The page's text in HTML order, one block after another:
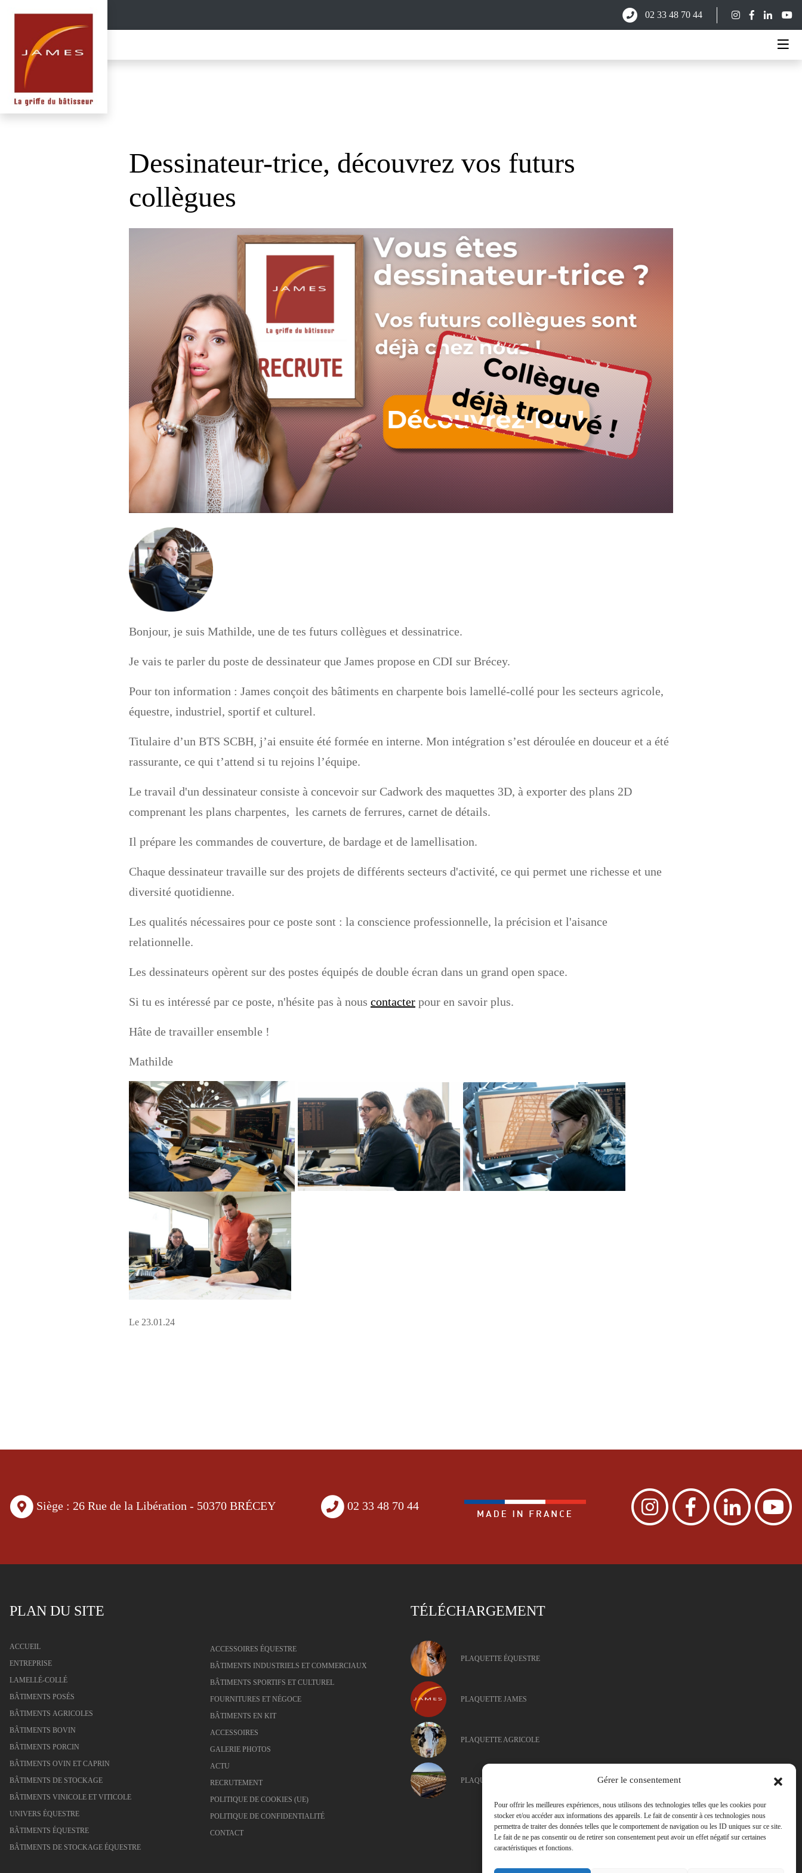
Gérer le consentement
Pour offrir les meilleures expériences, nous utilisons des technologies telles que les cookies pour
stocker et/ou accéder aux informations des appareils. Le fait de consentir à ces technologies nous
permettra de traiter des données telles que le comportement de navigation ou les ID uniques sur ce site.
Le fait de ne pas consentir ou de retirer son consentement peut avoir un effet négatif sur certaines
caractéristiques et fonctions.
02 33 48 70 44
Dessinateur-trice, découvrez vos futurs
collègues
Bonjour, je suis Mathilde, une de tes futurs collègues et dessinatrice.
Je vais te parler du poste de dessinateur que James propose en CDI sur Brécey.
Pour ton information : James conçoit des bâtiments en charpente bois lamellé-collé pour les secteurs agricole,
équestre, industriel, sportif et culturel.
Titulaire d’un BTS SCBH, j’ai ensuite été formée en interne. Mon intégration s’est déroulée en douceur et a été
rassurante, ce qui t’attend si tu rejoins l’équipe.
Le travail d'un dessinateur consiste à concevoir sur Cadwork des maquettes 3D, à exporter des plans 2D
comprenant les plans charpentes, les carnets de ferrures, carnet de détails.
Il prépare les commandes de couverture, de bardage et de lamellisation.
Chaque dessinateur travaille sur des projets de différents secteurs d'activité, ce qui permet une richesse et une
diversité quotidienne.
Les qualités nécessaires pour ce poste sont : la conscience professionnelle, la précision et l'aisance
relationnelle.
Les dessinateurs opèrent sur des postes équipés de double écran dans un grand open space.
Si tu es intéressé par ce poste, n'hésite pas à nous contacter pour en savoir plus.
Hâte de travailler ensemble !
Mathilde
Le 23.01.24
Siège : 26 Rue de la Libération - 50370 BRÉCEY 02 33 48 70 44
PLAN DU SITE
ACCUEIL
ENTREPRISE
LAMELLÉ-COLLÉ
BÂTIMENTS POSÉS
BÂTIMENTS AGRICOLES
BÂTIMENTS BOVIN
BÂTIMENTS PORCIN
BÂTIMENTS OVIN ET CAPRIN
BÂTIMENTS DE STOCKAGE
BÂTIMENTS VINICOLE ET VITICOLE
UNIVERS ÉQUESTRE
BÂTIMENTS ÉQUESTRE
BÂTIMENTS DE STOCKAGE ÉQUESTRE
ACCESSOIRES ÉQUESTRE
BÂTIMENTS INDUSTRIELS ET COMMERCIAUX
BÂTIMENTS SPORTIFS ET CULTUREL
FOURNITURES ET NÉGOCE
BÂTIMENTS EN KIT
ACCESSOIRES
GALERIE PHOTOS
ACTU
RECRUTEMENT
POLITIQUE DE COOKIES (UE)
POLITIQUE DE CONFIDENTIALITÉ
CONTACT
TÉLÉCHARGEMENT
PLAQUETTE ÉQUESTRE
PLAQUETTE JAMES
PLAQUETTE AGRICOLE
PLAQUETTE INDUSTRIELLE